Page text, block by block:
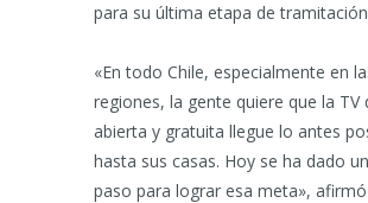
para su última etapa de
«En todo Chile, especialmente en
regiones, la gente quiere que la TV
abierta y gratuita llegue lo antes
hasta sus casas. Hoy se ha dado
paso para lograr esa meta»,